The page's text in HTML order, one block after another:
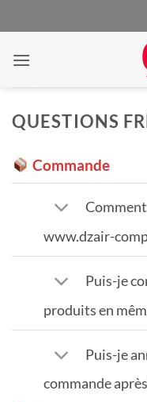
au
QUESTIONS
Commande
www.dzair-
Puis-je
produits en
Puis-je
commande